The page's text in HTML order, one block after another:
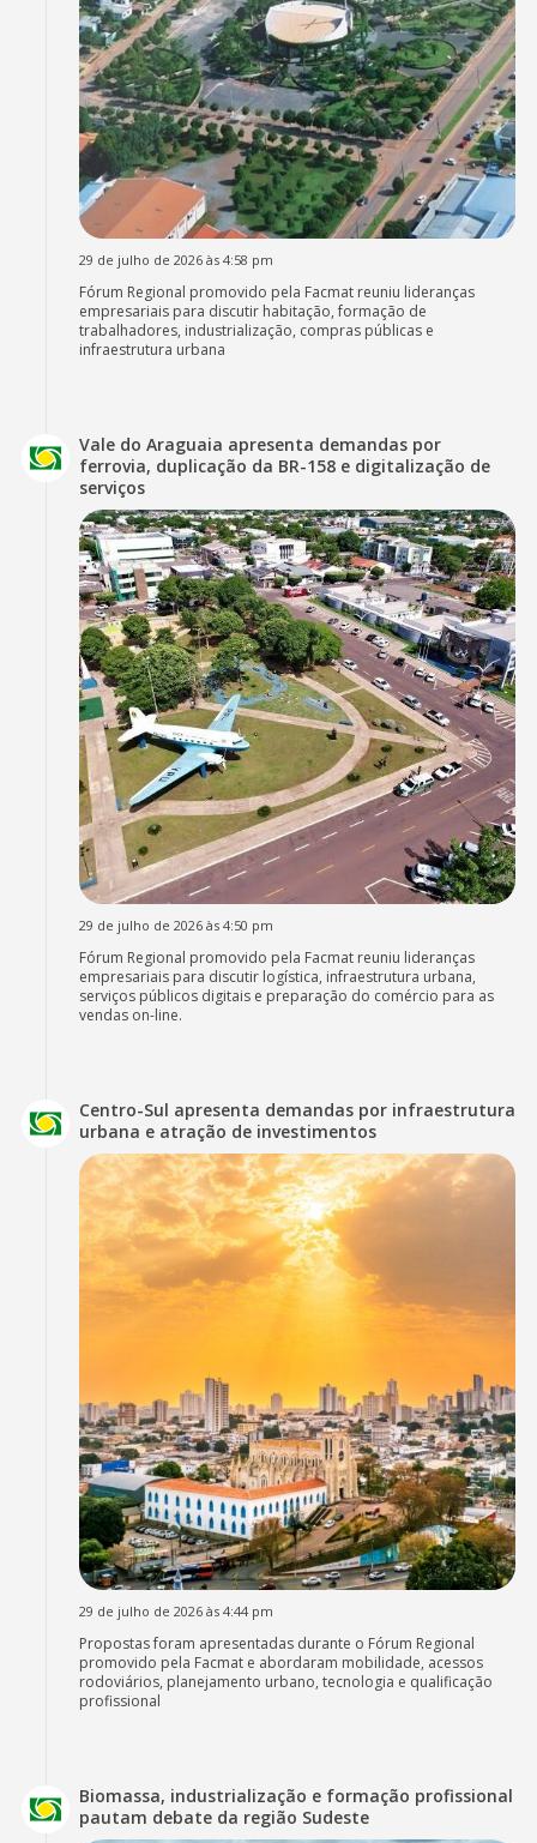
29 de julho de 2026 às 4:58 pm
Fórum Regional promovido pela Facmat reuniu lideranças
empresariais para discutir habitação, formação de
trabalhadores, industrialização, compras públicas e
infraestrutura urbana
Vale do Araguaia apresenta demandas por
ferrovia, duplicação da BR-158 e digitalização de
serviços
29 de julho de 2026 às 4:50 pm
Fórum Regional promovido pela Facmat reuniu lideranças
empresariais para discutir logística, infraestrutura urbana,
serviços públicos digitais e preparação do comércio para as
vendas on-line.
Centro-Sul apresenta demandas por infraestrutura
urbana e atração de investimentos
29 de julho de 2026 às 4:44 pm
Propostas foram apresentadas durante o Fórum Regional
promovido pela Facmat e abordaram mobilidade, acessos
rodoviários, planejamento urbano, tecnologia e qualificação
profissional
Biomassa, industrialização e formação profissional
pautam debate da região Sudeste